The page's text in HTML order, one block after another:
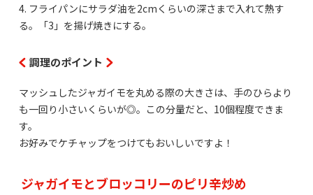
4. フライパンにサラダ油を2cmくらいの深さまで入れて熱す
る。「3」を揚げ焼きにする。
調理のポイント
マッシュしたジャガイモを丸める際の大きさは、手のひらより
も一回り小さいくらいが◎。この分量だと、10個程度できま
す。
お好みでケチャップをつけてもおいしいですよ！
ジャガイモとブロッコリーのピリ辛炒め